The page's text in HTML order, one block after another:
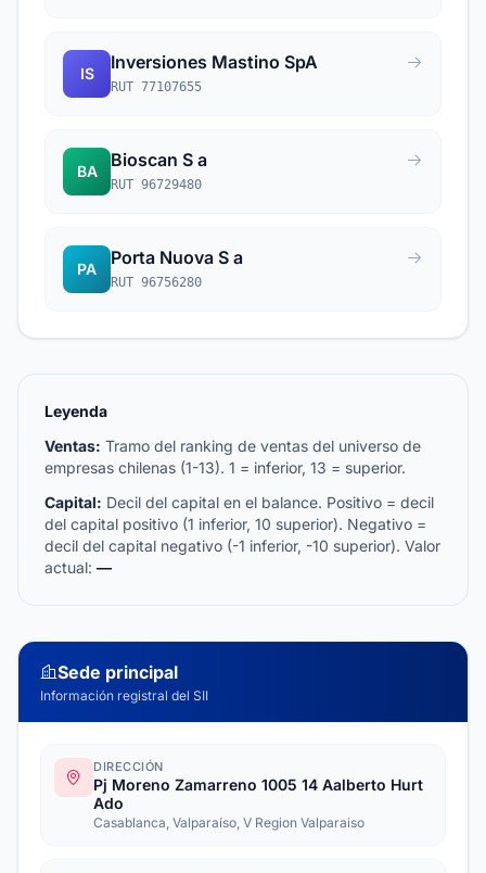
IS
Inversiones Mastino SpA
RUT 77107655
BA
Bioscan S a
RUT 96729480
PA
Porta Nuova S a
RUT 96756280
Leyenda
Ventas: Tramo del ranking de ventas del universo de
empresas chilenas (1-13). 1 = inferior, 13 = superior.
Capital: Decil del capital en el balance. Positivo = decil
del capital positivo (1 inferior, 10 superior). Negativo =
decil del capital negativo (-1 inferior, -10 superior). Valor
actual: —
Sede principal
Información registral del SII
DIRECCIÓN
Pj Moreno Zamarreno 1005 14 Aalberto Hurt
Ado
Casablanca, Valparaíso, V Region Valparaiso